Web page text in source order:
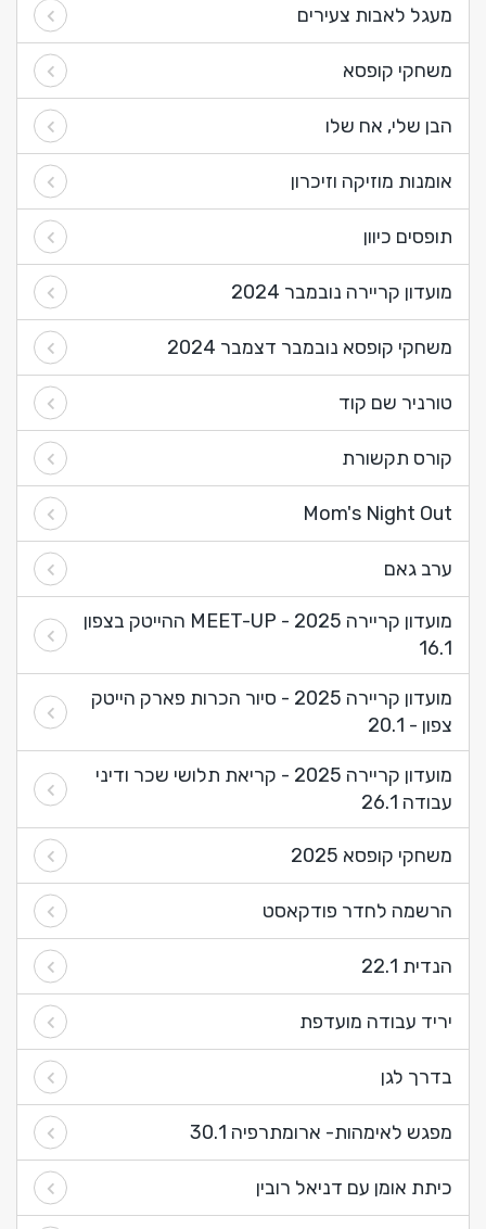
מעגל לאבות צעירים
משחקי קופסא
הבן שלי, אח שלו
אומנות מוזיקה וזיכרון
תופסים כיוון
מועדון קריירה נובמבר 2024
משחקי קופסא נובמבר דצמבר 2024
טורניר שם קוד
קורס תקשורת
Mom's Night Out
ערב גאם
מועדון קריירה 2025 - MEET-UP ההייטק בצפון
16.1
מועדון קריירה 2025 - סיור הכרות פארק הייטק
צפון - 20.1
מועדון קריירה 2025 - קריאת תלושי שכר ודיני
עבודה 26.1
משחקי קופסא 2025
הרשמה לחדר פודקאסט
הנדית 22.1
יריד עבודה מועדפת
בדרך לגן
מפגש לאימהות- ארומתרפיה 30.1
כיתת אומן עם דניאל רובין